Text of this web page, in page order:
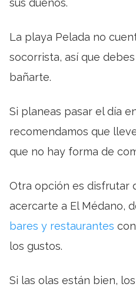
La playa Pelada no
socorrista, así que
bañarte.
Si planeas pasar el día
recomendamos que
que no hay forma de
Otra opción es disfrutar
acercarte a El Médano,
bares y restaurantes
los gustos.
Si las olas están bien,